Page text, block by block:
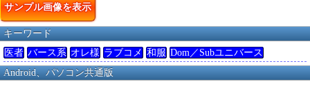
サンプル画像を表示
キーワード
医者 バース系 オレ様 ラブコメ 和服 Dom／Subユニバース
Android、パソコン共通版